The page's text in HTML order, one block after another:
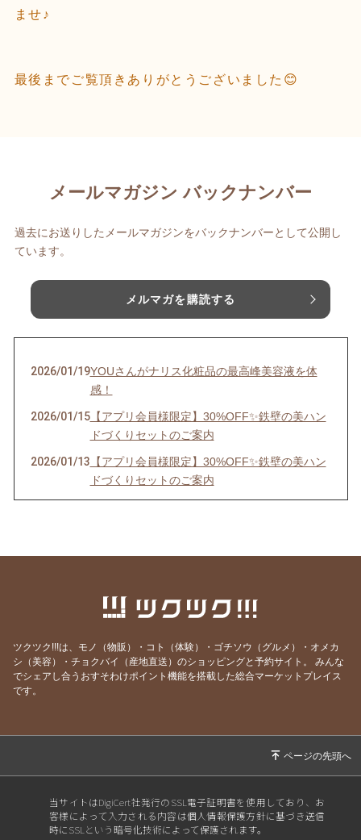
ませ♪
最後までご覧頂きありがとうございました😊
メールマガジン バックナンバー
過去にお送りしたメールマガジンをバックナンバーとして公開し
ています。
メルマガを購読する
2026/01/19YOUさんがナリス化粧品の最高峰美容液を体
感！
2026/01/15【アプリ会員様限定】30%OFF✨鉄壁の美ハン
ドづくりセットのご案内
2026/01/13 【アプリ会員様限定】30%OFF✨鉄壁の美ハン
ドづくりセットのご案内
メルマガ登録者2,000名突破！おめでとうござ
2025/11/20ラヴィサーナより感謝を込めて♪ Vietaポイント
メイク “限定セット” 特別販売！
2025/10/11
2025/10/04 30代からの“肌の貯金”始めませんか？
ツクツク!!!は、モノ（物販）・コト（体験）・ゴチソウ（グルメ）・オメカ
シ（美容）・チョクバイ（産地直送）のショッピングと予約サイト。
みんな
でシェアし合うおすそわけポイント機能を搭載した総合マーケットプレイス
です。
当サイトはDigiCert社発行のSSL電子証明書を使用しており、お
客様によって入力される内容は個人情報保護方針に基づき送信
時にSSLという暗号化技術によって保護されます。